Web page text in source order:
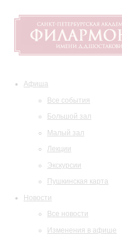
Афиша
Все события
Большой зал
Малый зал
Лекции
Экскурсии
Пушкинская карта
Новости
Все новости
Изменения в афише